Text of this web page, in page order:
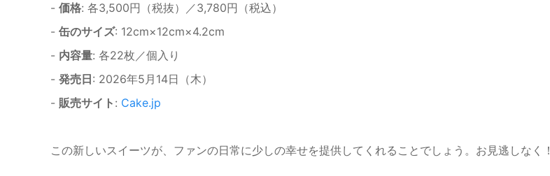
- 価格: 各3,500円（税抜）／3,780円（税込）
- 缶のサイズ: 12cm×12cm×4.2cm
- 内容量: 各22枚／個入り
- 発売日 : 2026年5月14日（木）
- 販売サイト : Cake.jp
この新しいスイーツが、ファンの日常に少しの幸せを提供してくれることでしょう。お見逃しなく！